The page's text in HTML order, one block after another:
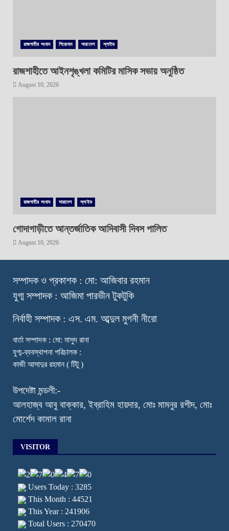
রাজশাহীর সংবাদ শিরোনাম সারাদেশ স্লাইড
রাজশাহীতে আইনশৃঙ্খলা কমিটির মাসিক সভায় অনুষ্ঠিত
August 10, 2026
রাজশাহীর সংবাদ সারাদেশ স্লাইড
গোদাগাড়ীতে আন্তর্জাতিক আদিবাসী দিবস পালিত
August 10, 2026
সম্পাদক ও প্রকাশক : মো: আজিবার রহমান
যুগ্ম সম্পাদক : আজিমা পারভীন টুকটুকি
নির্বাহী সম্পাদক : এস. এম. আব্দুল মুগনী নীরো
বার্তা সম্পাদক : মো: মাসুদ রানা
যুগ্ম-ব্যবস্থাপনা পরিচালক :
কাজী আসাদুর রহমান ( টিটু )
উপদেষ্টা মন্ডলী:-
আলহাজ্ব আবু বাক্কার, ইব্রাহিম হায়দার, মোঃ মামনুর রশীদ, মোঃ
মোর্শেদ কামাল রানা
VISITOR
Users Today : 3285
This Month : 44521
This Year : 241906
Total Users : 270470